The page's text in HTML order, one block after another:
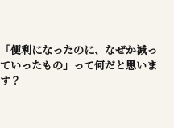
「便利になったのに、なぜか減っ
ていったもの」って何だと思いま
す？